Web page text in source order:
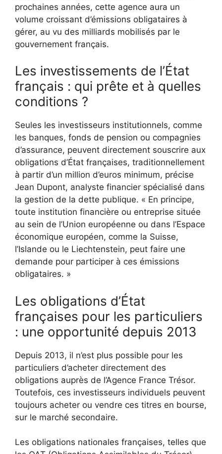
prochaines années, cette agence aura un
volume croissant d’émissions obligataires à
gérer, au vu des milliards mobilisés par le
gouvernement français.
Les investissements de l’État
français : qui prête et à quelles
conditions ?
Seules les investisseurs institutionnels, comme
les banques, fonds de pension ou compagnies
d’assurance, peuvent directement souscrire aux
obligations d’État françaises, traditionnellement
à partir d’un million d’euros minimum, précise
Jean Dupont, analyste financier spécialisé dans
la gestion de la dette publique. « En principe,
toute institution financière ou entreprise située
au sein de l’Union européenne ou dans l’Espace
économique européen, comme la Suisse,
l’Islande ou le Liechtenstein, peut faire une
demande pour participer à ces émissions
obligataires. »
Les obligations d’État
françaises pour les particuliers
: une opportunité depuis 2013
Depuis 2013, il n’est plus possible pour les
particuliers d’acheter directement des
obligations auprès de l’Agence France Trésor.
Toutefois, ces investisseurs individuels peuvent
toujours acheter ou vendre ces titres en bourse,
sur le marché secondaire.
Les obligations nationales françaises, telles que